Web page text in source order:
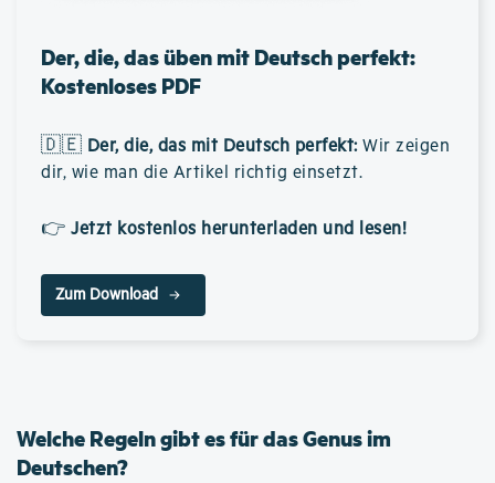
Der, die, das üben mit Deutsch perfekt:
Kostenloses PDF
🇩🇪 Der, die, das mit Deutsch perfekt: Wir zeigen
dir, wie man die Artikel richtig einsetzt.
👉 Jetzt kostenlos herunterladen und lesen!
Zum Download
Welche Regeln gibt es für das Genus im
Deutschen?